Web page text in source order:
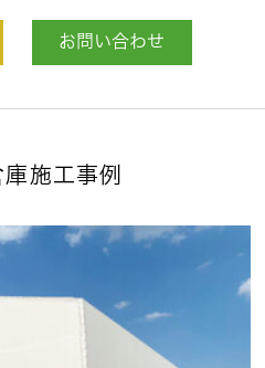
お問い合わせ
施工事例